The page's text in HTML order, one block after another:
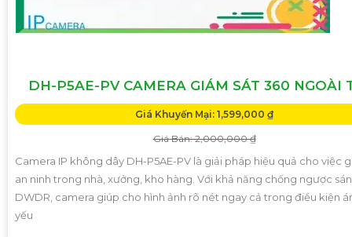
DH-P5AE-PV CAMERA GIÁM SÁT 360 NGOÀI
Giá Khuyến Mại: 1,599,000 ₫
Giá Bán: 2,000,000 ₫
Camera IP không dây DH-P5AE-PV là giải pháp hiệu quả cho việc
an ninh trong nhà, xưởng, kho hàng. Với khả năng chống ngược
DWDR, camera giúp cho hình ảnh rõ nét ngay cả trong điều kiện
yếu